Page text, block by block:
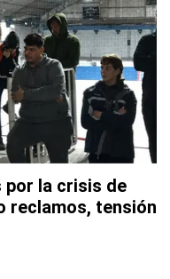
por la crisis de
reclamos, tensión